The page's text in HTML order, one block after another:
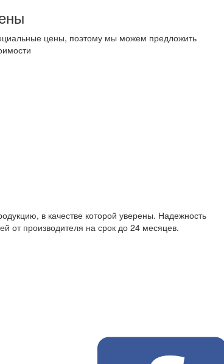
цены, поэтому мы можем предложить
в качестве которой уверены. Надежность
от производителя на срок до 24 месяцев.